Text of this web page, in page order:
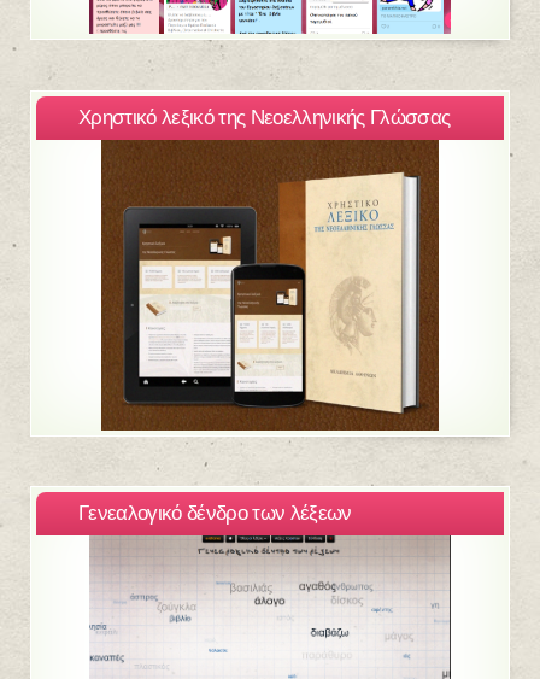
Χρηστικό λεξικό της Νεοελληνικής Γλώσσας
Γενεαλογικό δένδρο των λέξεων